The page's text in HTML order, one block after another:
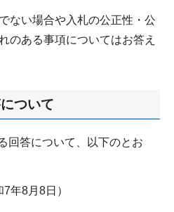
ない場合や入札の公正性・公
のある事項についてはお答え
ついて
回答について、以下のとお
年8月8日）